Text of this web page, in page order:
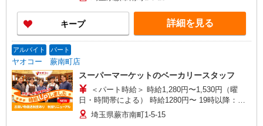
円 ■鮮魚以外 時給1,280円〜1,530円（曜日・時間
帯による） 時給1280円〜 19時以降：時給1430
円〜 ★土曜＋100円 ★日・祝＋100円 ※アルバイ
トさんの時給や募集内容はお問い合わせください
キープ 詳細を見る
アルバイト パート
ヤオコー 蕨南町店
スーパーマーケットのベーカリースタッフ
＜パート時給＞ 時給1,280円〜1,530円（曜
日・時間帯による） 時給1280円〜 19時以降：時
給1430円〜 ★土曜＋100円 ★日・祝＋100円 ※ア
ルバイトさんの時給や募集内容はお問い合わせく
埼玉県蕨市南町1-5-15